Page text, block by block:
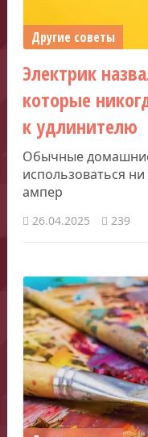
Другие советы
Электрик
которые
к удлинителю
Обычные
использоваться
ампер
26.04.2025 239